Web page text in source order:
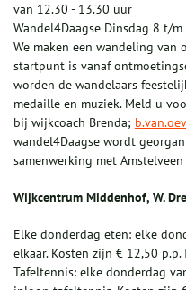
van 12.30 - 13.30 uur
Wandel4Daagse Dinsdag 8 t/
We maken een wandeling van
startpunt is vanaf
worden de wandelaars
medaille en muziek. Meld u
bij wijkcoach Brenda;
wandel4Daagse wordt
samenwerking met
Wijkcentrum Middenhof, W.
Elke donderdag eten: elke
elkaar. Kosten zijn € 12,50
Tafeltennis: elke donderdag